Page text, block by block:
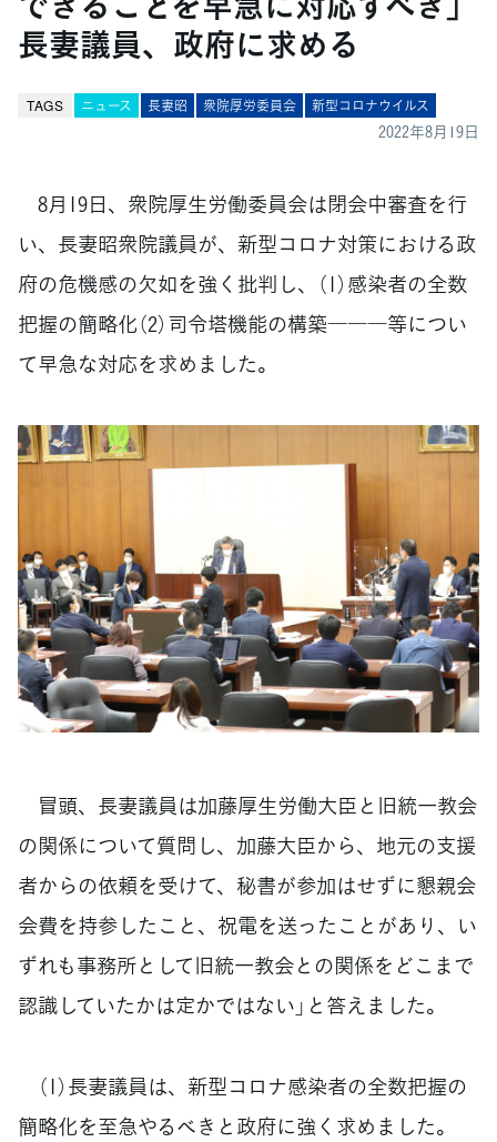
長妻議員、政府に求める
TAGS ニュース 長妻昭 衆院厚労委員会 新型コロナウイルス
2022年8月19日
8月19日、衆院厚生労働委員会は閉会中審査を行
い、長妻昭衆院議員が、新型コロナ対策における政
府の危機感の欠如を強く批判し、（1）感染者の全数
把握の簡略化（2）司令塔機能の構築―――等につい
て早急な対応を求めました。
冒頭、長妻議員は加藤厚生労働大臣と旧統一教会
の関係について質問し、加藤大臣から、地元の支援
者からの依頼を受けて、秘書が参加はせずに懇親会
会費を持参したこと、祝電を送ったことがあり、い
ずれも事務所として旧統一教会との関係をどこまで
認識していたかは定かではない」と答えました。
（1）長妻議員は、新型コロナ感染者の全数把握の
簡略化を至急やるべきと政府に強く求めました。